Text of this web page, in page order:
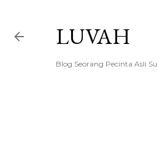
LUVAH
Blog Seorang Pecinta Asli